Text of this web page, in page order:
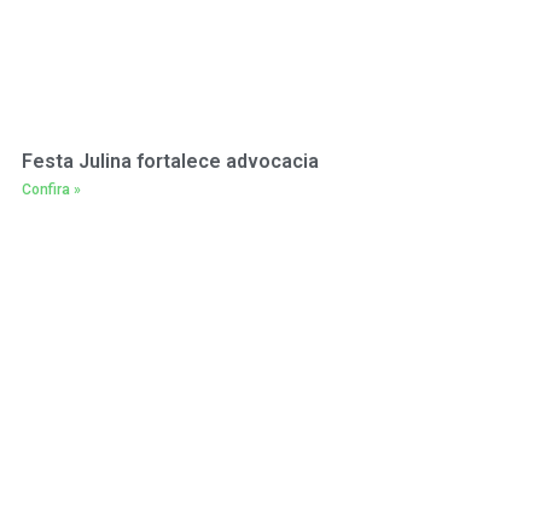
Festa Julina fortalece advocacia
Confira »